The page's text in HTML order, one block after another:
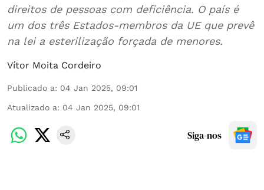
direitos de pessoas com deficiência. O país é
um dos três Estados-membros da UE que prevê
na lei a esterilização forçada de menores.
Vítor Moita Cordeiro
Publicado a: 04 Jan 2025, 09:01
Atualizado a: 04 Jan 2025, 09:01
Siga-nos